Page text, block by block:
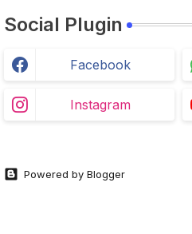
Social Plugin
Facebook
Instagram
Powered by Blogger